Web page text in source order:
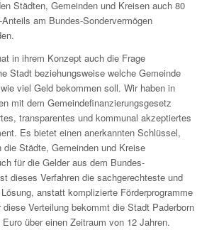
Städten, Gemeinden und Kreisen auch 80
am Bundes-Sondervermögen
in ihrem Konzept auch die Frage
Stadt beziehungsweise welche Gemeinde
viel Geld bekommen soll. Wir haben in
mit dem Gemeindefinanzierungsgesetz
transparentes und kommunal akzeptiertes
Es bietet einen anerkannten Schlüssel,
Städte, Gemeinden und Kreise
für die Gelder aus dem Bundes-
dieses Verfahren die sachgerechteste und
anstatt komplizierte Förderprogramme
Verteilung bekommt die Stadt Paderborn
über einen Zeitraum von 12 Jahren.